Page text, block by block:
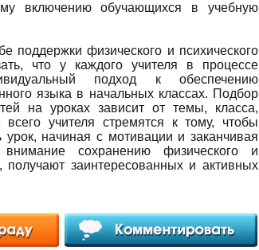
включению обучающихся в учебную
поддержки физического и психического
что у каждого учителя в процессе
подход к обеспечению
языка в начальных классах. Подбор
на уроках зависит от темы, класса,
учителя стремятся к тому, чтобы
начиная с мотивации и заканчивая
сохранению физического и
получают заинтересованных и активных